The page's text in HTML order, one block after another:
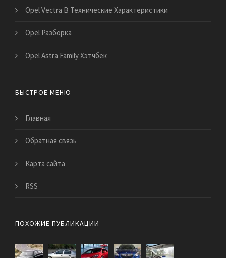
Opel Vectra B Технические Характеристики
Opel Разборка
Opel Astra Family Хэтчбек
БЫСТРОЕ МЕНЮ
Главная
Обратная связь
Карта сайта
RSS
ПОХОЖИЕ ПУБЛИКАЦИИ